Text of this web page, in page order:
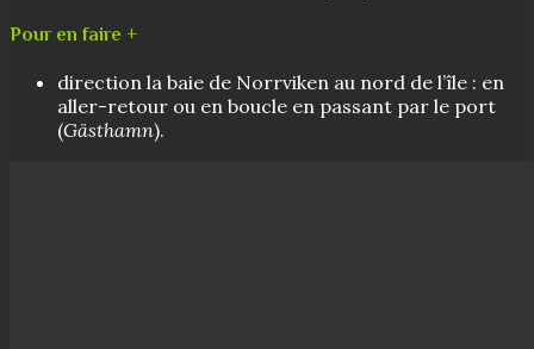
Pour en faire +
direction la baie de Norrviken au nord de l’île : en
aller-retour ou en boucle en passant par le port
(Gästhamn).